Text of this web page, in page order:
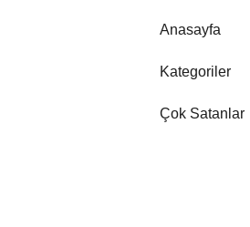
Anasayfa
Kategoriler
Çok Satanlar